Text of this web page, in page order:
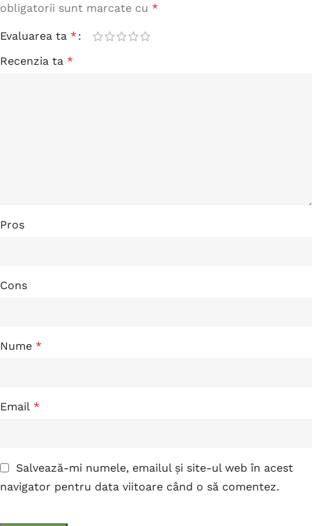
obligatorii sunt marcate cu *
Evaluarea ta *
Recenzia ta *
Pros
Cons
Nume *
Email *
Salvează-mi numele, emailul și site-ul web în acest
navigator pentru data viitoare când o să comentez.